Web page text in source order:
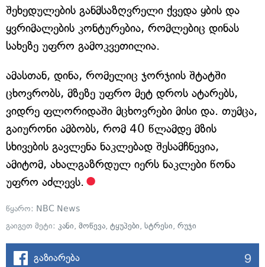
შეხედულების განმსაზღვრელი ქვედა ყბის და
ყვრიმალების კონტურებია, რომლებიც დინას
სახეზე უფრო გამოკვეთილია.
ამასთან, დინა, რომელიც ჯორჯიის შტატში
ცხოვრობს, მზეზე უფრო მეტ დროს ატარებს,
ვიდრე ფლორიდაში მცხოვრები მისი და. თუმცა,
გაიურონი ამბობს, რომ 40 წლამდე მზის
სხივების გავლენა ნაკლებად შესამჩნევია,
ამიტომ, ახალგაზრდულ იერს ნაკლები წონა
უფრო აძლევს.
წყარო: NBC News
გაიგეთ მეტი: კანი, მოწევა, ტყუპები, სტრესი, რუჯი
გაზიარება 9